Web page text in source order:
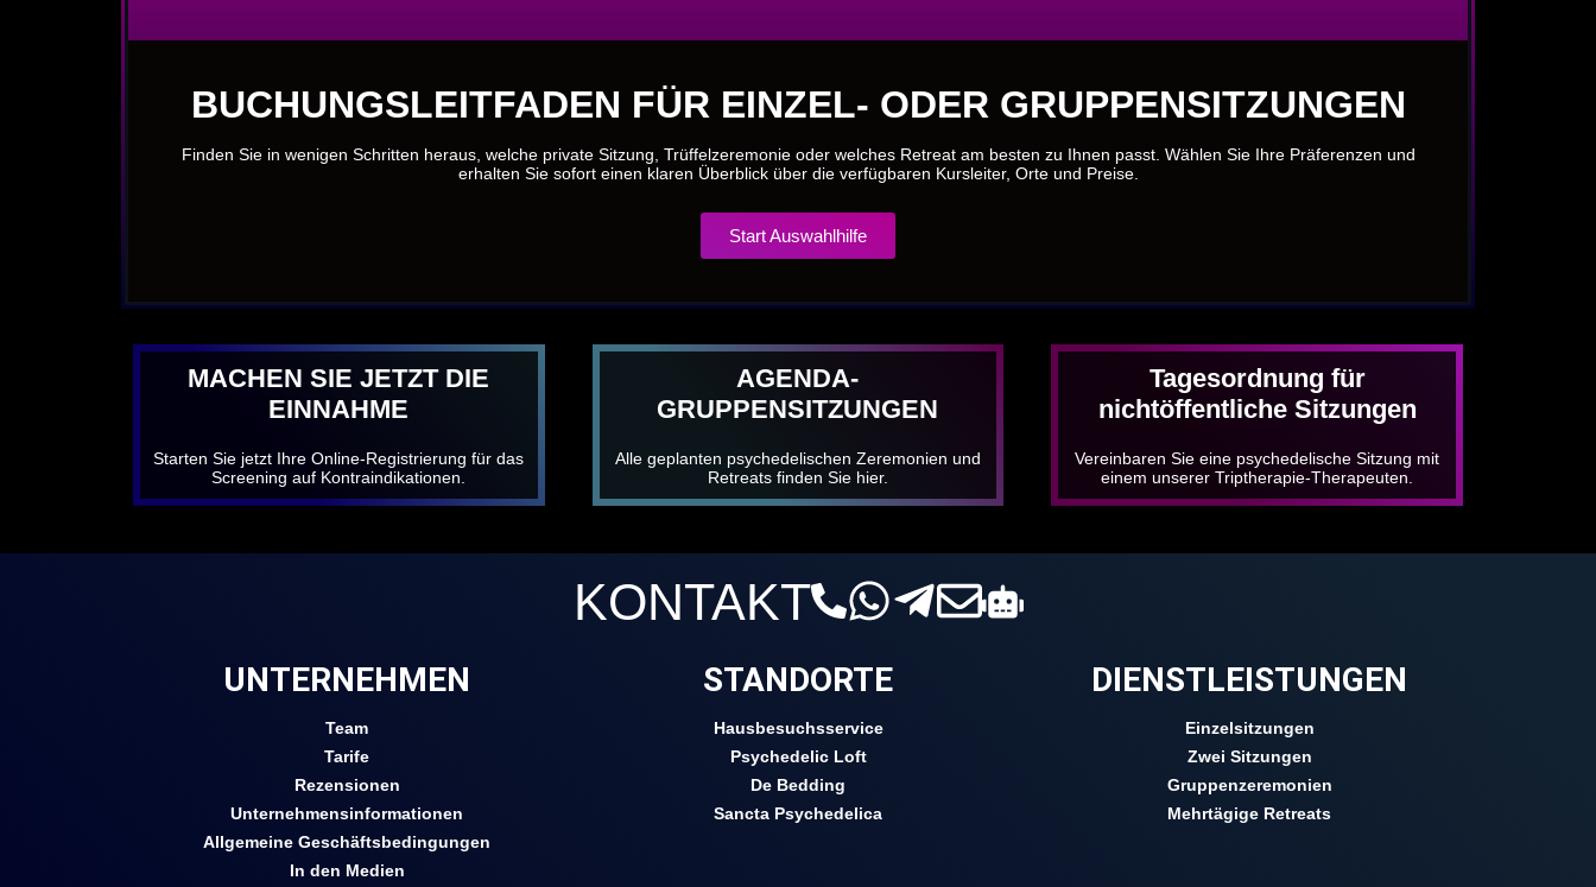
BUCHUNGSLEITFADEN FÜR EINZEL- ODER GRUPPENSITZUNGEN
Finden Sie in wenigen Schritten heraus, welche private Sitzung, Trüffelzeremonie oder welches Retreat am besten zu Ihnen passt. Wählen Sie Ihre Präferenzen und
erhalten Sie sofort einen klaren Überblick über die verfügbaren Kursleiter, Orte und Preise.
Start Auswahlhilfe
MACHEN SIE JETZT DIE
EINNAHME
Starten Sie jetzt Ihre Online-Registrierung für das
Screening auf Kontraindikationen.
AGENDA-
GRUPPENSITZUNGEN
Alle geplanten psychedelischen Zeremonien und
Retreats finden Sie hier.
Tagesordnung für
nichtöffentliche Sitzungen
Vereinbaren Sie eine psychedelische Sitzung mit
einem unserer Triptherapie-Therapeuten.
KONTAKT
UNTERNEHMEN
Team
Tarife
Rezensionen
Unternehmensinformationen
Allgemeine Geschäftsbedingungen
In den Medien
STANDORTE
Hausbesuchsservice
Psychedelic Loft
De Bedding
Sancta Psychedelica
DIENSTLEISTUNGEN
Einzelsitzungen
Zwei Sitzungen
Gruppenzeremonien
Mehrtägige Retreats